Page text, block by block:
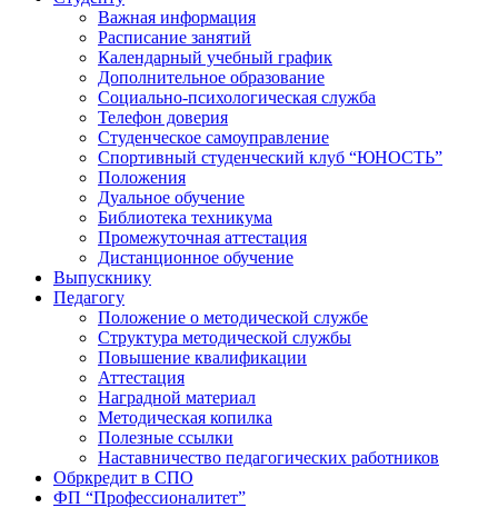
Важная информация
Расписание занятий
Календарный учебный график
Дополнительное образование
Социально-психологическая служба
Телефон доверия
Студенческое самоуправление
Спортивный студенческий клуб “ЮНОСТЬ”
Положения
Дуальное обучение
Библиотека техникума
Промежуточная аттестация
Дистанционное обучение
Выпускнику
Педагогу
Положение о методической службе
Структура методической службы
Повышение квалификации
Аттестация
Наградной материал
Методическая копилка
Полезные ссылки
Наставничество педагогических работников
Обркредит в СПО
ФП “Профессионалитет”